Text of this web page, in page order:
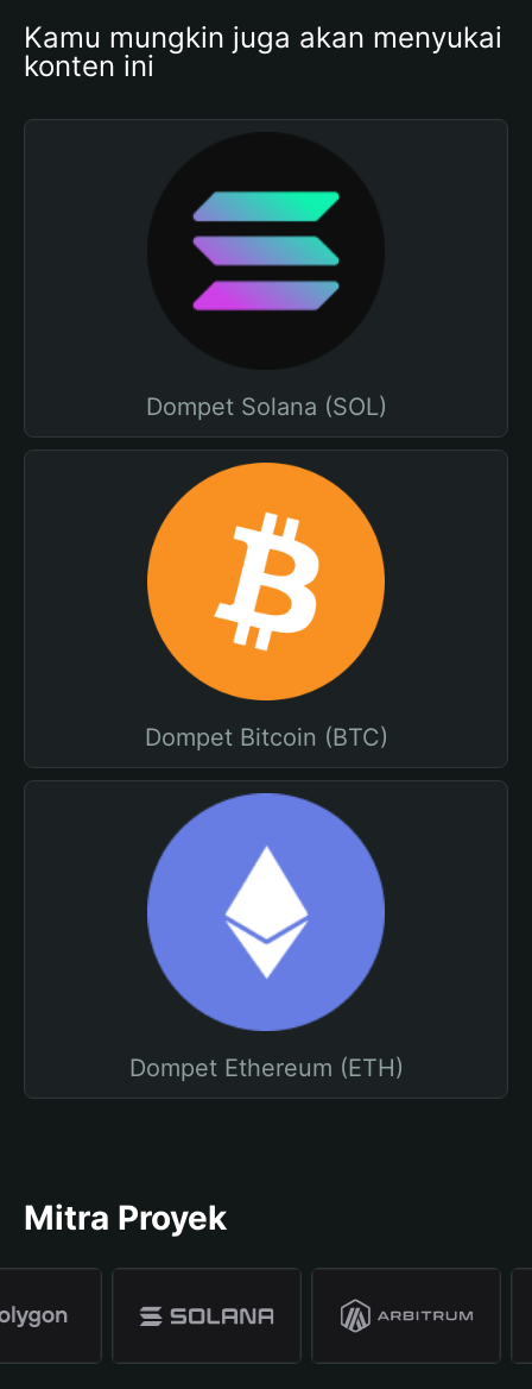
Kamu mungkin juga akan menyukai
konten ini
Dompet Solana (SOL)
Dompet Bitcoin (BTC)
Dompet Ethereum (ETH)
Mitra Proyek